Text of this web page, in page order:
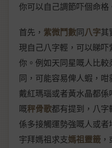
你可以自己調節吓個命格
首先， 紫微鬥數同八字其
現自己八字輕，可以睇
你。例如天同星嘅人比
同，可能容易俾人蝦，咁
戴紅瑪瑙或者黃水晶都係
嘅秤骨歌都有提到，八
係多接觸運勢強嘅人或
宇拜媽祖求支媽祖靈籤